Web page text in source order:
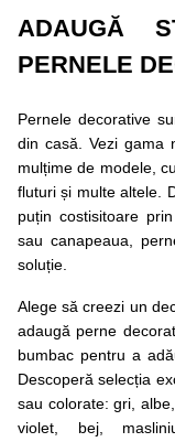
ADAUGĂ
PERNELE
Pernele decorative
din casă. Vezi gama
mulțime de modele,
fluturi și multe altele.
puțin costisitoare
sau canapeaua,
soluție.
Alege să creezi un
adaugă perne
bumbac pentru a
Descoperă selecția
sau colorate: gri,
violet, bej,